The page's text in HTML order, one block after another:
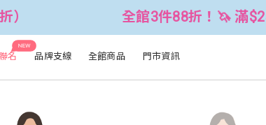
件88折！🦄 滿$2500折$300 (可累折）
NEW
名 品牌支線 全館商品 門市資訊